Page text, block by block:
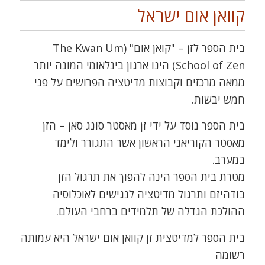
קוואן אום ישראל
בית הספר לזן – "קואן אום" (The Kwan Um
School of Zen) הינו ארגון בינלאומי המונה יותר
ממאה מרכזים וקבוצות מדיטציה הפרושים על פני
חמש יבשות.
בית הספר נוסד על ידי זן מאסטר סונג סאן – הזן
מאסטר הקוריאני הראשון אשר התגורר ולימד
במערב.
מטרת בית הספר הינה להפוך את תרגול הזן
בודהיזם ותרגול מדיטציה לנגישים לאוכלוסיה
ההולכת הגדלה של תלמידים ברחבי העולם.
בית הספר למדיטצית זן קוואן אום ישראל היא עמותה
רשומה